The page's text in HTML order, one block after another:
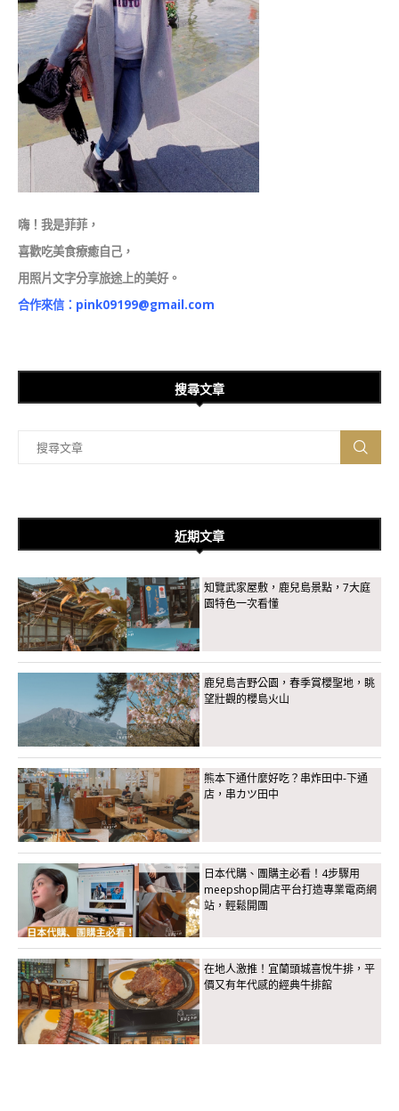
嗨！我是菲菲，
喜歡吃美食療癒自己，
用照片文字分享旅途上的美好。
合作來信： pink09199@gmail.com
搜尋文章
近期文章
知覽武家屋敷，鹿兒島景點，7大庭
園特色一次看懂
鹿兒島吉野公園，春季賞櫻聖地，眺
望壯觀的櫻島火山
熊本下通什麼好吃？串炸田中-下通
店，串カツ田中
日本代購、團購主必看！4步驟用
meepshop開店平台打造專業電商網
站，輕鬆開團
在地人激推！宜蘭頭城喜悅牛排，平
價又有年代感的經典牛排館